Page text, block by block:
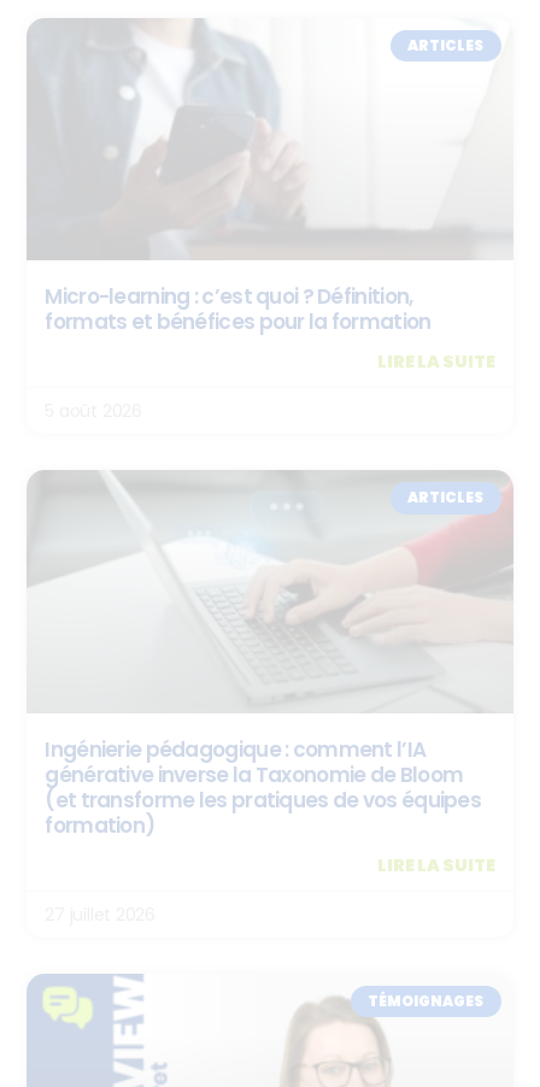
ARTICLES
Micro-learning : c’est quoi ? Définition,
formats et bénéfices pour la formation
LIRE LA SUITE
ARTICLES
Ingénierie pédagogique : comment l’IA
générative inverse la Taxonomie de Bloom
(et transforme les pratiques de vos équipes
formation)
LIRE LA SUITE
TÉMOIGNAGES